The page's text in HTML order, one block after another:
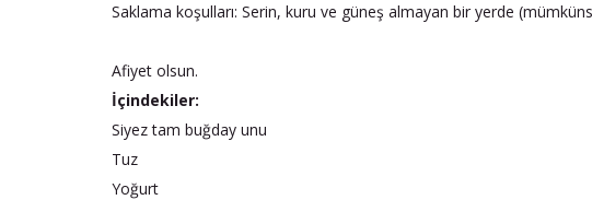
Saklama koşulları: Serin, kuru ve güneş almayan bir yerde
Afiyet olsun.
İçindekiler:
Siyez tam buğday unu
Tuz
Yoğurt